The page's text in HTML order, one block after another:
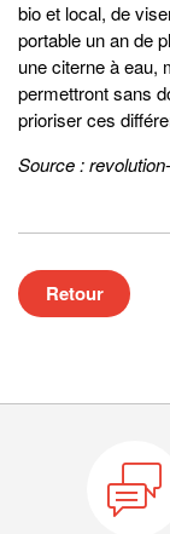
bio et local, de
portable un an de
une citerne à eau,
permettront sans
prioriser ces
Source :
Retour